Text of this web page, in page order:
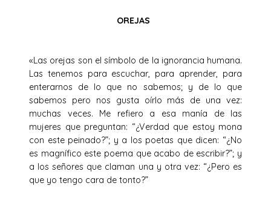
OREJAS
«Las orejas son el símbolo de la ignorancia humana.
Las tenemos para escuchar, para aprender, para
enterarnos de lo que no sabemos; y de lo que
sabemos pero nos gusta oírlo más de una vez:
muchas veces. Me refiero a esa manía de las
mujeres que preguntan: “¿Verdad que estoy mona
con este peinado?”; y a los poetas que dicen: “¿No
es magnífico este poema que acabo de escribir?”; y
a los señores que claman una y otra vez: “¿Pero es
que yo tengo cara de tonto?”